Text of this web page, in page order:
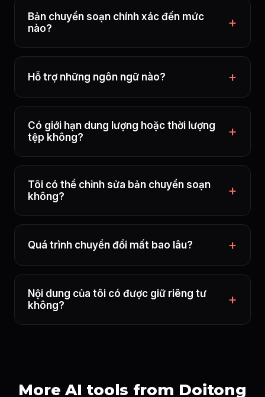
Bản chuyển soạn chính xác đến mức
nào?
Hỗ trợ những ngôn ngữ nào?
Có giới hạn dung lượng hoặc thời lượng
tệp không?
Tôi có thể chỉnh sửa bản chuyển soạn
không?
Quá trình chuyển đổi mất bao lâu?
Nội dung của tôi có được giữ riêng tư
không?
More AI tools from Doitong